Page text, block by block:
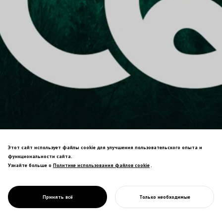
PROJECT
CQ :
НЕЙТРАЛЬНЫЙ
КОЭФФИЦИЕНТ
углерод-негативное общество через
декарбонизированный образ жизни.
Этот сайт использует файлы cookie для улучшения пользовательского опыта и
функциональности сайта.
Узнайте больше о Политике использования файлов cookie
Политике использования файлов cookie.
Принять всё Только необходимые